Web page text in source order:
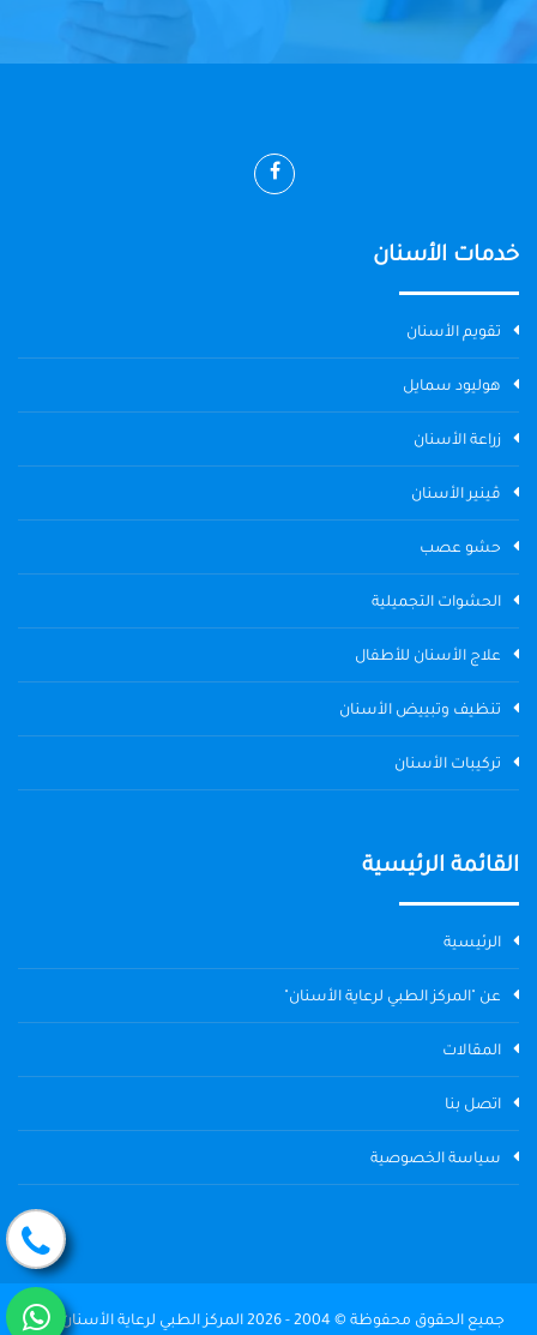
خدمات الأسنان
تقويم الأسنان
هوليود سمايل
زراعة الأسنان
ڤينير الأسنان
حشو عصب
الحشوات التجميلية
علاج الأسنان للأطفال
تنظيف وتبييض الأسنان
تركيبات الأسنان
القائمة الرئيسية
الرئيسية
عن "المركز الطبي لرعاية الأسنان"
المقالات
اتصل بنا
سياسة الخصوصية
جميع الحقوق محفوظة © 2004 - 2026 المركز الطبي لرعاية الأسنان The